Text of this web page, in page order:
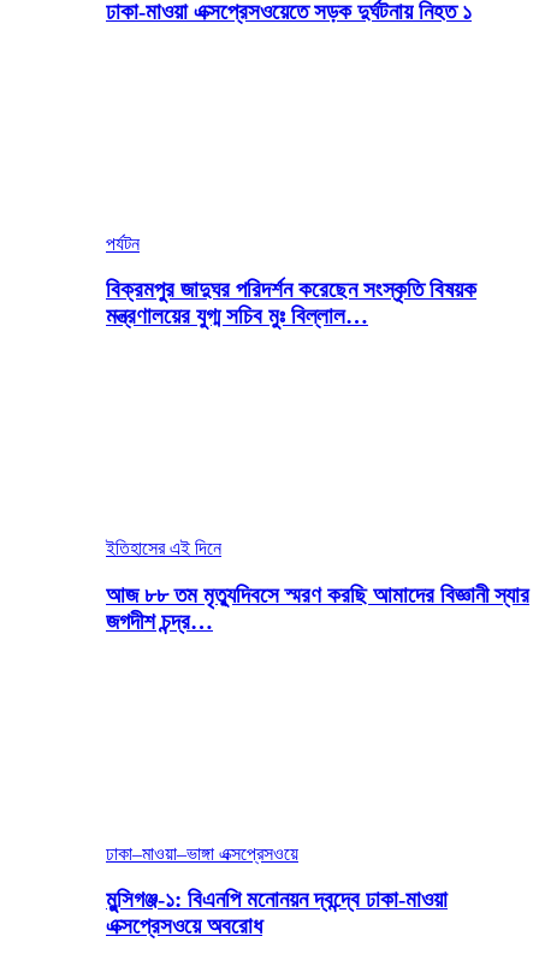
ঢাকা-মাওয়া এক্সপ্রেসওয়েতে সড়ক দুর্ঘটনায় নিহত ১
পর্যটন
বিক্রমপুর জাদুঘর পরিদর্শন করেছেন সংস্কৃতি বিষয়ক
মন্ত্রণালয়ের যুগ্ম সচিব মুঃ বিল্লাল…
ইতিহাসের এই দিনে
আজ ৮৮ তম মৃত্যুদিবসে স্মরণ করছি আমাদের বিজ্ঞানী স্যার
জগদীশ চন্দ্র…
ঢাকা–মাওয়া–ভাঙ্গা এক্সপ্রেসওয়ে
মুন্সিগঞ্জ-১: বিএনপি মনোনয়ন দ্বন্দ্বে ঢাকা-মাওয়া
এক্সপ্রেসওয়ে অবরোধ